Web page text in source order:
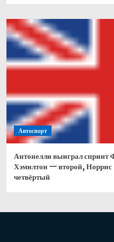
Автоспорт
Антонелли выиграл спринт
Хэмилтон — второй,
четвёртый